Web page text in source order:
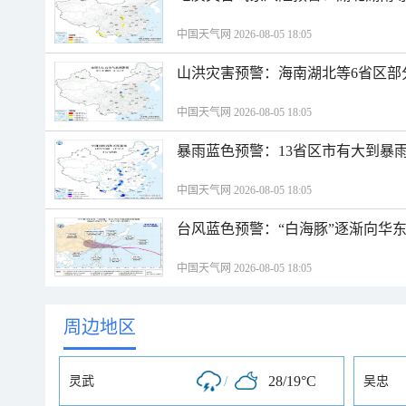
中国天气网 2026-08-05 18:05
山洪灾害预警：海南湖北等6省区
中国天气网 2026-08-05 18:05
暴雨蓝色预警：13省区市有大到暴
中国天气网 2026-08-05 18:05
台风蓝色预警：“白海豚”逐渐向华
中国天气网 2026-08-05 18:05
周边地区
灵武 / 28/19°C 吴忠